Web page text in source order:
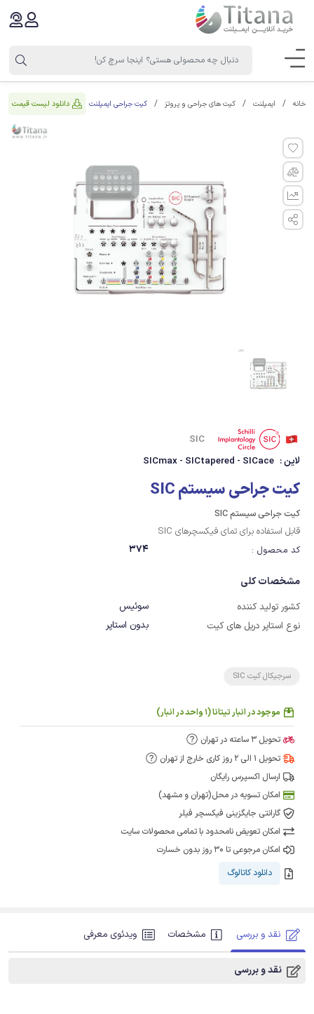
خانه ایمپلنت کیت های جراحی و پروتز کیت جراحی ایمپلنت دانلود لیست قیمت
SIC
لاین : SICmax - SICtapered - SICace
کیت جراحی سیستم SIC
کیت جراحی سیستم SIC
قابل استفاده برای تمای فیکسچرهای SIC
کد محصول :
374
مشخصات کلی
کشور تولید کننده
سوئیس
نوع استاپر دریل های کیت
بدون استاپر
سرجیکال کیت SIC
موجود در انبار تیتانا (1 واحد در انبار)
تحویل 3 ساعته در تهران
تحویل 1 الی 2 روز کاری خارج از تهران
ارسال اکسپرس رایگان
امکان تسویه در محل(تهران و مشهد)
گارانتی جایگزینی فیکسچر فیلر
امکان تعویض نامحدود با تمامی محصولات سایت
امکان مرجوعی تا 30 روز بدون خسارت
دانلود کاتالوگ
نقد و بررسی مشخصات ویدئوی معرفی
نقد و بررسی